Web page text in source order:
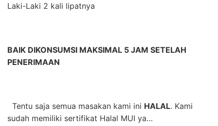
Laki-Laki 2 kali lipatnya
BAIK DIKONSUMSI MAKSIMAL 5 JAM SETELAH
PENERIMAAN
Tentu saja semua masakan kami ini HALAL. Kami
sudah memiliki sertifikat Halal MUI ya…